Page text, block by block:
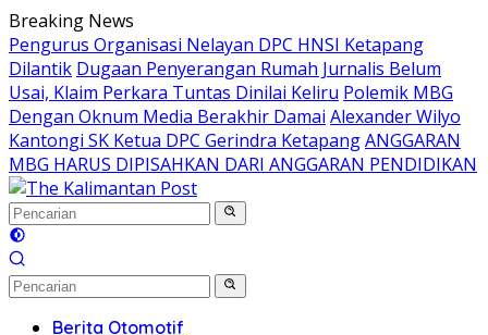
Langsung
ke
konten
Breaking News
Pengurus Organisasi Nelayan DPC HNSI Ketapang
Dilantik Dugaan Penyerangan Rumah Jurnalis Belum
Usai, Klaim Perkara Tuntas Dinilai Keliru Polemik MBG
Dengan Oknum Media Berakhir Damai Alexander Wilyo
Kantongi SK Ketua DPC Gerindra KetapangANGGARAN
MBG HARUS DIPISAHKAN DARI ANGGARAN PENDIDIKAN
Berita Otomotif